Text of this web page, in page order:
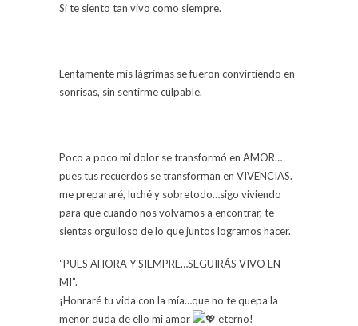
Si te siento tan vivo como siempre.
Lentamente mis lágrimas se fueron convirtiendo en
sonrisas, sin sentirme culpable.
Poco a poco mi dolor se transformó en AMOR…
pues tus recuerdos se transforman en VIVENCIAS.
me prepararé, luché y sobretodo…sigo viviendo
para que cuando nos volvamos a encontrar, te
sientas orgulloso de lo que juntos logramos hacer.
“PUES AHORA Y SIEMPRE…SEGUIRÁS VIVO EN
MI”.
¡Honraré tu vida con la mía…que no te quepa la
menor duda de ello mi amor
eterno!